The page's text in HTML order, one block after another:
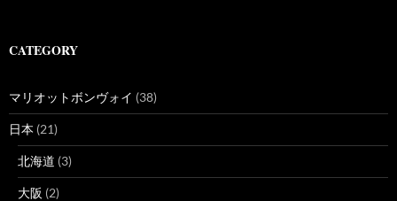
CATEGORY
マリオットボンヴォイ (38)
日本 (21)
北海道 (3)
大阪 (2)